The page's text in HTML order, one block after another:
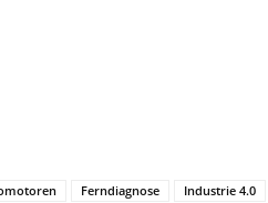
Ferndiagnose Industrie 4.0